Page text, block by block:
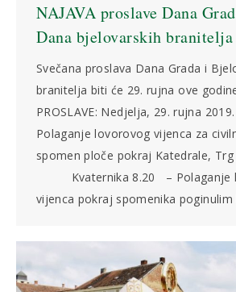
NAJAVA proslave Dana
Dana bjelovarskih branitelja
Svečana proslava Dana Grada i
branitelja biti će 29. rujna ove
PROSLAVE: Nedjelja, 29. rujna
Polaganje lovorovog vijenca za
spomen ploče pokraj
Kvaternika 8.20 – Polaganje
vijenca pokraj spomenika